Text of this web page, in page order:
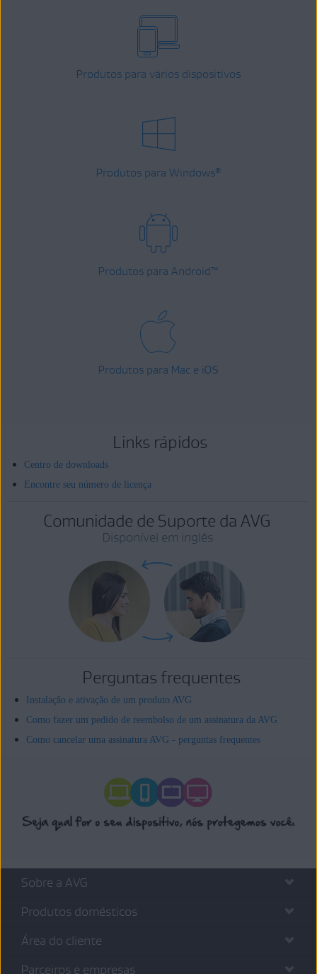
Produtos para vários dispositivos
Produtos para Windows®
Produtos para Android™
Produtos para Mac e iOS
Links rápidos
Centro de downloads
Encontre seu número de licença
Comunidade de Suporte da AVG
Disponível em inglês
Perguntas frequentes
Instalação e ativação de um produto AVG
Como fazer um pedido de reembolso de um assinatura da AVG
Como cancelar uma assinatura AVG - perguntas frequentes
Sobre a AVG
Produtos domésticos
Área do cliente
Parceiros e empresas